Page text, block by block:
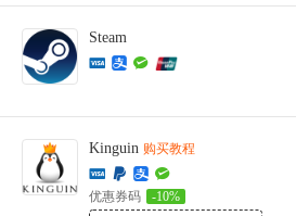
Steam
Kinguin 购买教程
优惠券码 -10%